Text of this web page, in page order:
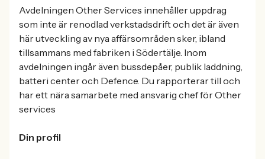
Avdelningen Other Services innehåller uppdrag
som inte är renodlad verkstadsdrift och det är även
här utveckling av nya affärsområden sker, ibland
tillsammans med fabriken i Södertälje. Inom
avdelningen ingår även bussdepåer, publik laddning,
batteri center och Defence. Du rapporterar till och
har ett nära samarbete med ansvarig chef för Other
services
Din profil